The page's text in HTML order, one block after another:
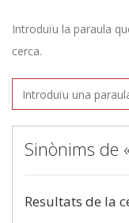
Introduïu la paraula
cerca.
Sinònims de
Resultats de la